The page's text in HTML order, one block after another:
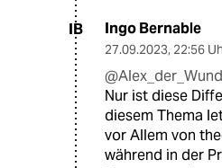
IB Ingo Bernable
27.09.2023, 22:56
Nur ist diese
diesem Thema
vor Allem von
während in der